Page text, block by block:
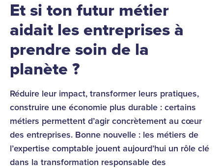
Et si ton futur métier
aidait les entreprises à
prendre soin de la
planète ?
Réduire leur impact, transformer leurs pratiques,
construire une économie plus durable : certains
métiers permettent d’agir concrètement au cœur
des entreprises. Bonne nouvelle : les métiers de
l’expertise comptable jouent aujourd’hui un rôle clé
dans la transformation responsable des